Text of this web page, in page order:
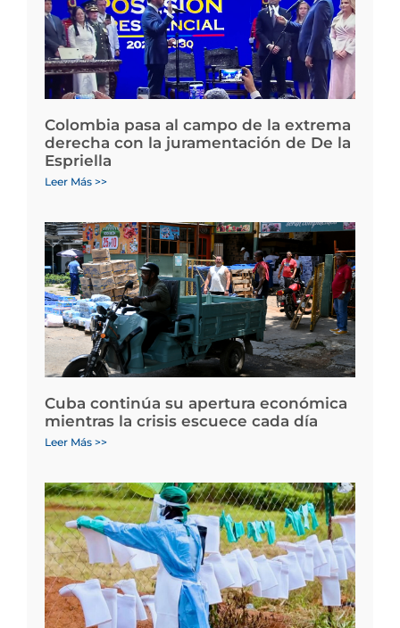
Colombia pasa al campo de la extrema
derecha con la juramentación de De la
Espriella
Leer Más >>
Cuba continúa su apertura económica
mientras la crisis escuece cada día
Leer Más >>